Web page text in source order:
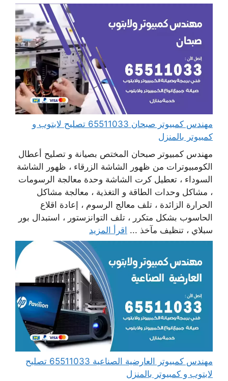
مهندس كمبيوتر صبحان 65511033 تصليح لابتوب و
كمبيوتر بالمنزل
مهندس كمبيوتر صبحان المختص بصيانة و تصليح أعطال
الكومبيوترات من ظهور الشاشة الزرقاء ، ظهور الشاشة
السوداء ، تعطيل كرت الشاشة وحدة معالجة الرسومات
، مشاكل وحدات الطاقة و التغذية ، معالجة مشاكل
الحرارة الزائدة ، تلف معالج الرسوم ، إعادة اقلاع
الحاسوب بشكل متكرر ، تلف التوانزستور ، استبدال بور
سبلاي ، تنظيف مآخذ ... اقرأ المزيد
مهندس كمبيوتر العارضية الصناعية 65511033 تصليح
لابتوب و كمبيوتر بالمنزل